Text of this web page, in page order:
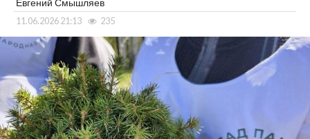
Евгений Смышляев
11.06.2026 21:13 235